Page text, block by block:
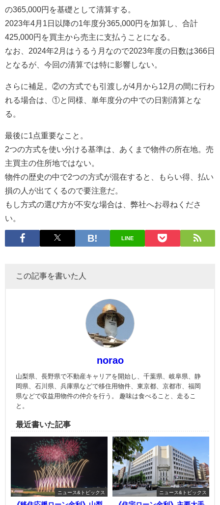
の365,000円を基礎として清算する。
2023年4月1日以降の1年度分365,000円を加算し、合計
425,000円を買主から売主に支払うことになる。
なお、2024年2月はうるう月なので2023年度の日数は366日
となるが、今回の清算では特に影響しない。
さらに補足。②の方式でも引渡しが4月から12月の間に行わ
れる場合は、①と同様、単年度分の中での日割清算とな
る。
最後に1点重要なこと。
2つの方式を使い分ける基準は、あくまで物件の所在地。売
主買主の住所地ではない。
物件の歴史の中で2つの方式が混在すると、もらい得、払い
損の人が出てくるので要注意だ。
もし方式の選び方が不安な場合は、弊社へお尋ねくださ
い。
LINE
この記事を書いた人
norao
山梨県、長野県で不動産キャリアを開始し、千葉県、岐阜県、静
岡県、石川県、兵庫県などで移住用物件、東京都、京都市、福岡
県などで収益用物件の仲介を行う。 趣味は食べること、走るこ
と。
最近書いた記事
ニュース&トピックス ニュース&トピックス